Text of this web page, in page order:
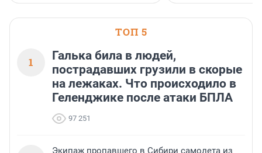
ТОП 5
1
Галька била в людей,
пострадавших грузили в скорые
на лежаках. Что происходило в
Геленджике после атаки БПЛА
97 251
Экипаж пропавшего в Сибири самолета из